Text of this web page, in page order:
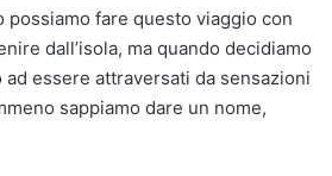
possiamo fare questo viaggio con
dall’isola, ma quando decidiamo
essere attraversati da sensazioni
sappiamo dare un nome,